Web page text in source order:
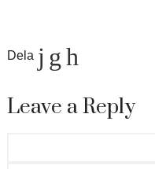
Dela
Leave a Reply